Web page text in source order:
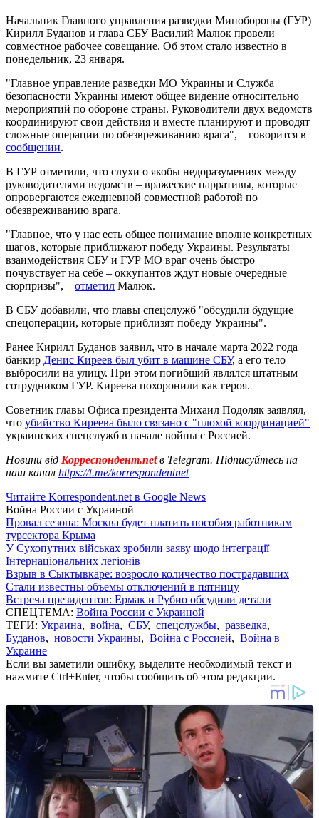
Начальник Главного управления разведки Минобороны (ГУР)
Кирилл Буданов и глава СБУ Василий Малюк провели
совместное рабочее совещание. Об этом стало известно в
понедельник, 23 января.
"Главное управление разведки МО Украины и Служба
безопасности Украины имеют общее видение относительно
мероприятий по обороне страны. Руководители двух ведомств
координируют свои действия и вместе планируют и проводят
сложные операции по обезвреживанию врага", – говорится в
сообщении.
В ГУР отметили, что слухи о якобы недоразумениях между
руководителями ведомств – вражеские нарративы, которые
опровергаются ежедневной совместной работой по
обезвреживанию врага.
"Главное, что у нас есть общее понимание вполне конкретных
шагов, которые приближают победу Украины. Результаты
взаимодействия СБУ и ГУР МО враг очень быстро
почувствует на себе – оккупантов ждут новые очередные
сюрпризы", – отметил Малюк.
В СБУ добавили, что главы спецслужб "обсудили будущие
спецоперации, которые приблизят победу Украины".
Ранее Кирилл Буданов заявил, что в начале марта 2022 года
банкир Денис Киреев был убит в машине СБУ, а его тело
выбросили на улицу. При этом погибший являлся штатным
сотрудником ГУР. Киреева похоронили как героя.
Советник главы Офиса президента Михаил Подоляк заявлял,
что убийство Киреева было связано с "плохой координацией"
украинских спецслужб в начале войны с Россией.
Новини від Корреспондент.netв Telegram. Підписуйтесь на
наш канал https://t.me/korrespondentnet
Читайте Korrespondent.net в Google News
Война России с Украиной
Провал сезона: Москва будет платить пособия работникам
турсектора Крыма
У Сухопутних військах зробили заяву щодо інтеграції
Інтернаціональних легіонів
Взрыв в Сыктывкаре: возросло количество пострадавших
Стали известны объемы отключений в пятницу
Встреча президентов: Ермак и Рубио обсудили детали
СПЕЦТЕМА: Война России с Украиной
ТЕГИ: Украина, война, СБУ, спецслужбы, разведка,
Буданов, новости Украины, Война с Россией, Война в
Украине
Если вы заметили ошибку, выделите необходимый текст и
нажмите Ctrl+Enter, чтобы сообщить об этом редакции.